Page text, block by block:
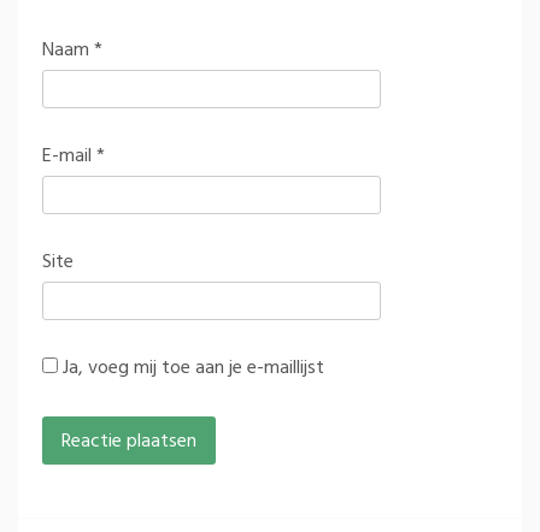
Naam*
E-mail*
Site
Ja, voeg mij toe aan je e-maillijst